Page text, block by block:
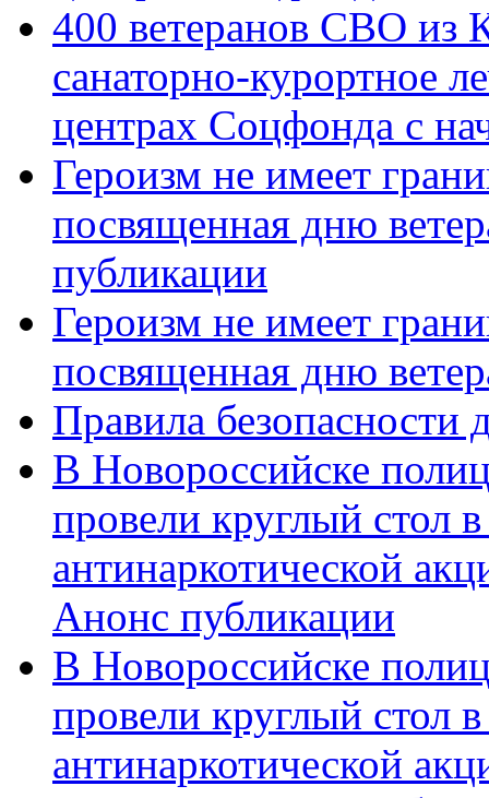
400 ветеранов СВО из
санаторно-курортное
центрах Соцфонда с
Героизм не имеет
посвященная дню
публикации
Героизм не имеет
посвященная дню
Правила безопасности
В Новороссийске
провели круглый стол
антинаркотической
Анонс публикации
В Новороссийске
провели круглый стол
антинаркотической